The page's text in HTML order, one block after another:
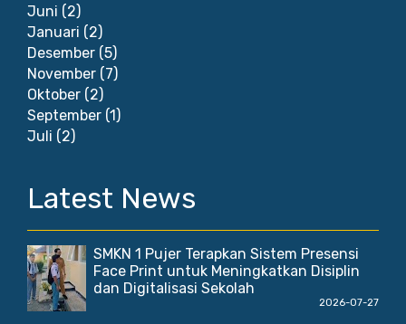
Juni (2)
Januari (2)
Desember (5)
November (7)
Oktober (2)
September (1)
Juli (2)
Latest News
SMKN 1 Pujer Terapkan Sistem Presensi
Face Print untuk Meningkatkan Disiplin
dan Digitalisasi Sekolah
2026-07-27